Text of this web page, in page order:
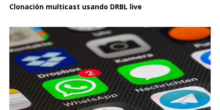
Clonación multicast usando DRBL live